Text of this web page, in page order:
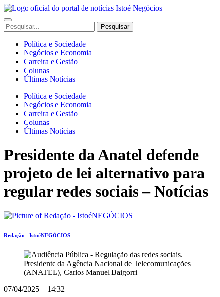
Ir
para
o
conteúdo
Enter
Keyword
Search
for:
Pesquisar
Search
Política e Sociedade
Negócios e Economia
Carreira e Gestão
Colunas
Últimas Notícias
Política e Sociedade
Negócios e Economia
Carreira e Gestão
Colunas
Últimas Notícias
Presidente da Anatel defende
projeto de lei alternativo para
regular redes sociais – Notícias
Redação - IstoéNEGÓCIOS
07/04/2025 – 14:32